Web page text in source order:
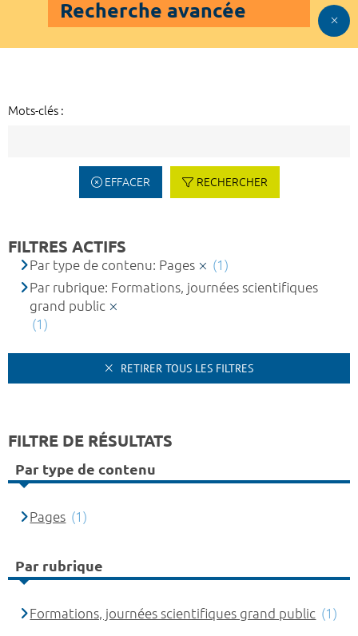
Recherche avancée
Mots-clés :
EFFACER RECHERCHER
FILTRES ACTIFS
Par type de contenu: Pages
(1)
Par rubrique: Formations, journées scientifiques
grand public
(1)
RETIRER TOUS LES FILTRES
FILTRE DE RÉSULTATS
Par type de contenu
Pages (1)
Par rubrique
Formations, journées scientifiques grand public (1)